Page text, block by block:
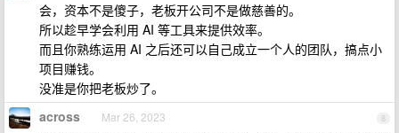
会，资本不是傻子，老板开公司不是做慈善的。
所以趁早学会利用 AI 等工具来提供效率。
而且你熟练运用 AI 之后还可以自己成立一个人的团队，搞点小
项目赚钱。
没准是你把老板炒了。
8
across Mar 26, 2023